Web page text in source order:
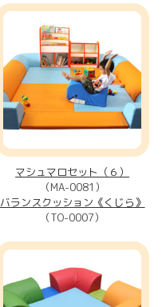
マシュマロセット（６）
（MA-0081）
バランスクッション《くじら》
（TO-0007）